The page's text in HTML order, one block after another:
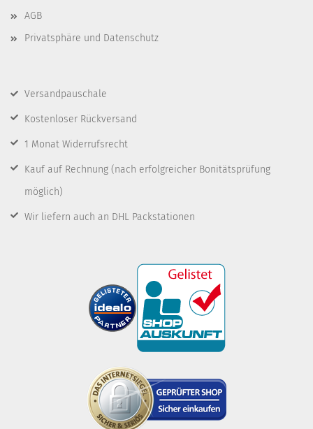
AGB
Privatsphäre und Datenschutz
Versandpauschale
Kostenloser Rückversand
1 Monat Widerrufsrecht
Kauf auf Rechnung (nach erfolgreicher Bonitätsprüfung
möglich)
Wir liefern auch an DHL Packstationen